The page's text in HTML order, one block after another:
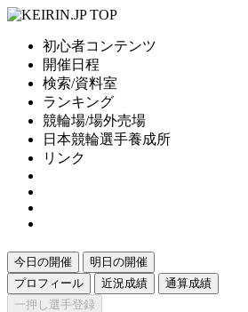
初心者コンテンツ
開催日程
検索/資料室
ランキング
競輪場/場外売場
日本競輪選手養成所
リンク
今日の開催
明日の開催
プロフィール
近況成績
通算成績
一押し選手登録